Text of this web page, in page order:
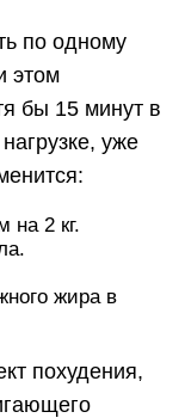
по одному
этом
бы 15 минут в
уже
на 2 кг.
жира в
похудения,